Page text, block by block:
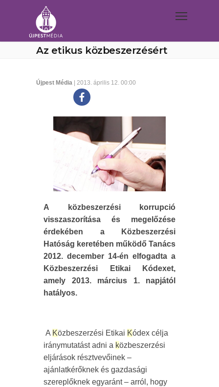
Az etikus közbeszerzésért
Újpest Média | 2013. április 12. 00:00
A közbeszerzési korrupció
visszaszorítása és megelőzése
érdekében a Közbeszerzési
Hatóság keretében működő Tanács
2012. december 14-én elfogadta a
Közbeszerzési Etikai Kódexet,
amely 2013. március 1. napjától
hatályos.
A Közbeszerzési Etikai Kódex célja
iránymutatást adni a közbeszerzési
eljárások résztvevőinek –
ajánlatkérőknek és gazdasági
szereplőknek egyaránt – arról, hogy